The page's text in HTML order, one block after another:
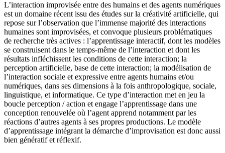
L’interaction improvisée entre des humains et des agents numériques
est un domaine récent issu des études sur la créativité artificielle, qui
repose sur l’observation que l’immense majorité des interactions
humaines sont improvisées, et convoque plusieurs problématiques
de recherche très actives : l’apprentissage interactif, dont les modèles
se construisent dans le temps-même de l’interaction et dont les
résultats infléchissent les conditions de cette interaction; la
perception artificielle, base de cette interaction; la modélisation de
l’interaction sociale et expressive entre agents humains et/ou
numériques, dans ses dimensions à la fois anthropologique, sociale,
linguistique, et informatique. Ce type d’interaction met en jeu la
boucle perception / action et engage l’apprentissage dans une
conception renouvelée où l’agent apprend notamment par les
réactions d’autres agents à ses propres productions. Le modèle
d’apprentissage intégrant la démarche d’improvisation est donc aussi
bien génératif et réflexif.